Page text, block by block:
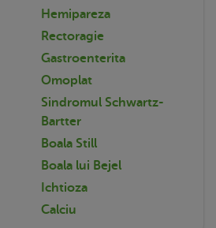
Hemipareza
Rectoragie
Gastroenterita
Omoplat
Sindromul Schwartz-
Bartter
Boala Still
Boala lui Bejel
Ichtioza
Calciu